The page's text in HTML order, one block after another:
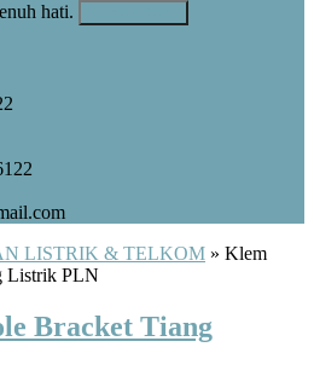
hati.
LISTRIK & TELKOM » Klem
Listrik PLN
Bracket Tiang